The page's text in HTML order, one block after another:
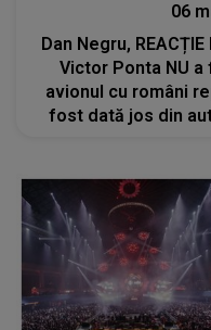
06
Dan Negru,
Victor Ponta NU
avionul cu români
fost dată jos din